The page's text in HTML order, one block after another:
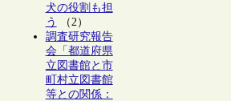
犬の役割も担
う
（2）
調査研究報告
会「都道府県
立図書館と市
町村立図書館
等との関係：